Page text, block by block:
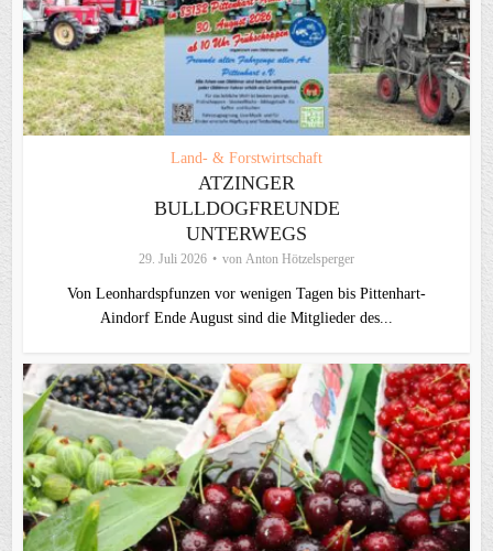
Land- & Forstwirtschaft
ATZINGER
BULLDOGFREUNDE
UNTERWEGS
29. Juli 2026 von Anton Hötzelsperger
Von Leonhardspfunzen vor wenigen Tagen bis Pittenhart-
Aindorf Ende August sind die Mitglieder des...